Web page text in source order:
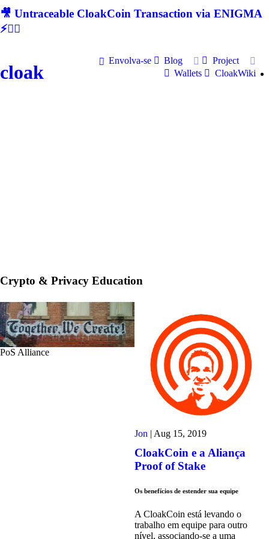
🎥 Untraceable CloakCoin Transaction via ENIGMA
⚡🕵‍♂
cloak
Envolva-se Blog
Project
Wallets
CloakWiki
Crypto & Privacy Education
PoS Alliance
Jon Aug 15, 2019
CloakCoin e a Aliança
Proof of Stake
Os benefícios de estender sua equipe
A CloakCoin está levando o
trabalho em equipe para outro
nível, associando-se a uma